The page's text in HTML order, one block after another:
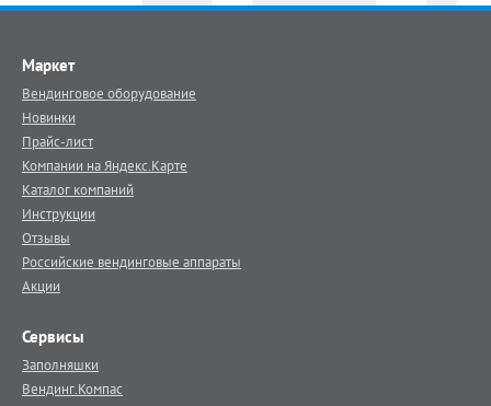
Маркет
Вендинговое оборудование
Новинки
Прайс-лист
Компании на Яндекс.Карте
Каталог компаний
Инструкции
Отзывы
Российские вендинговые аппараты
Акции
Сервисы
Заполняшки
Вендинг.Компас